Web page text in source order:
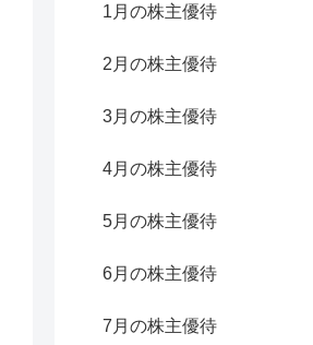
1月の株主優待
2月の株主優待
3月の株主優待
4月の株主優待
5月の株主優待
6月の株主優待
7月の株主優待